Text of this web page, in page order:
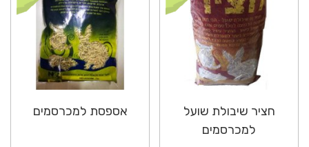
חציר שיבולת שועל
למכרסמים
אספסת למכרסמים